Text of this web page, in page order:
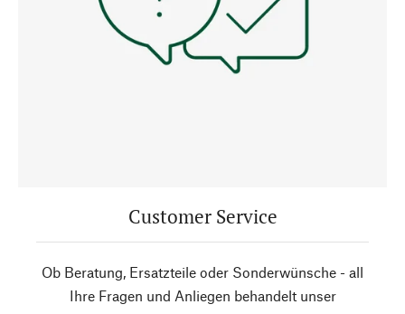
Customer Service
Ob Beratung, Ersatzteile oder Sonderwünsche - all
Ihre Fragen und Anliegen behandelt unser